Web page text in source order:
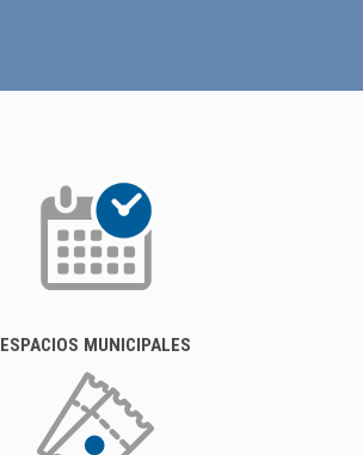
ESPACIOS MUNICIPALES